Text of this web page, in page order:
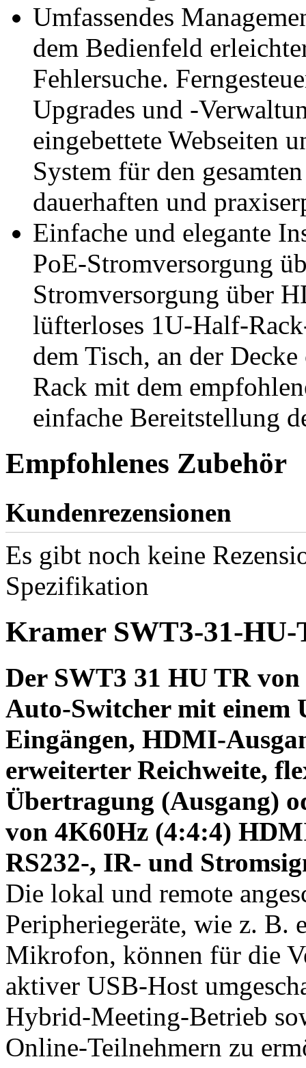
Umfassendes
dem Bedienfeld
Fehlersuche.
Upgrades und -
eingebettete Webseiten
System für den
dauerhaften und
Einfache und elegante
PoE-Stromversorgung
Stromversorgung über
lüfterloses 1U-Half-
dem Tisch, an der
Rack mit dem
einfache Bereitstellung
Empfohlenes Zubehör
Kundenrezensionen
Es gibt noch keine
Spezifikation
Kramer SWT3-31-HU-
Der SWT3 31 HU TR
Auto-Switchermit einem
Eingängen, HDMI-
erweiterter Reichweite,
Übertragung (Ausgang)
von 4K60Hz (4:4:4)
RS232-, IR- und
Die lokal und remote
Peripheriegeräte, wie z. B.
Mikrofon, können für die
aktiver USB-Host
Hybrid-Meeting-Betrieb
Online-Teilnehmern zu